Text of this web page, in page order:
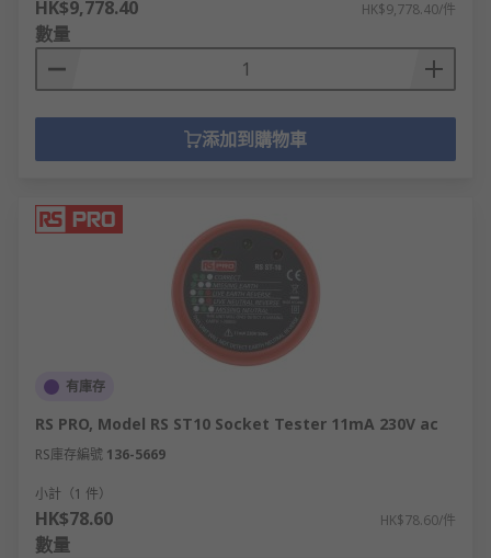
HK$9,778.40 HK$9,778.40/件
數量
添加到購物車
有庫存
RS PRO, Model RS ST10 Socket Tester 11mA 230V ac
RS庫存編號 136-5669
小計（1 件）
HK$78.60 HK$78.60/件
數量